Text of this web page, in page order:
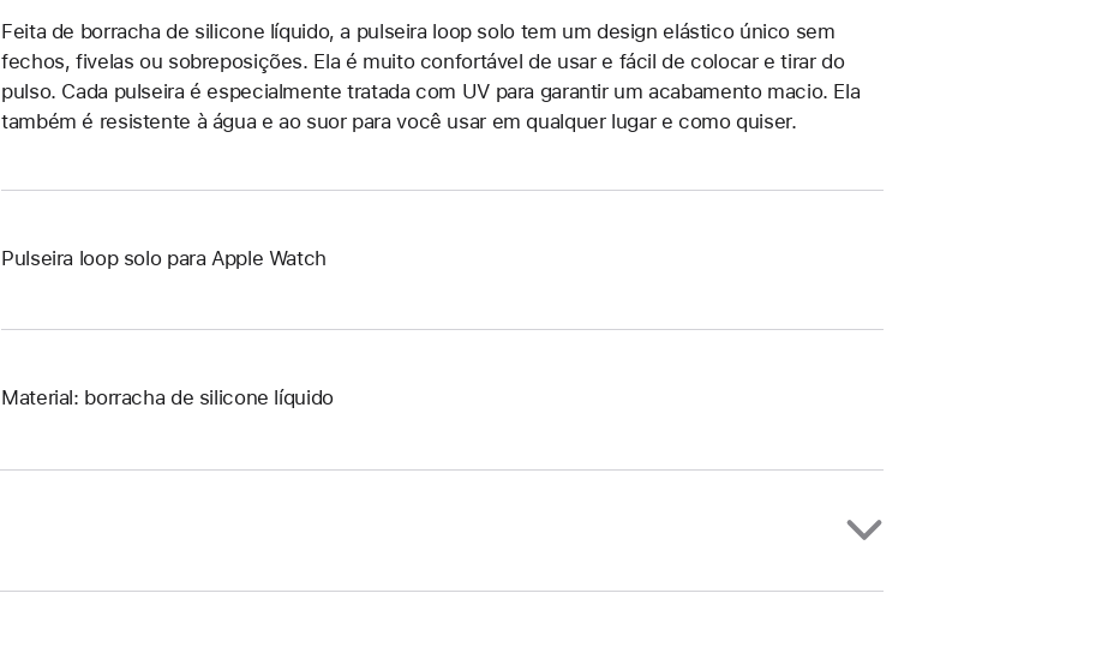
Feita de borracha de silicone líquido, a pulseira loop solo tem um design elástico único sem
fechos, fivelas ou sobreposições. Ela é muito confortável de usar e fácil de colocar e tirar do
pulso. Cada pulseira é especialmente tratada com UV para garantir um acabamento macio. Ela
também é resistente à água e ao suor para você usar em qualquer lugar e como quiser.
Pulseira loop solo para Apple Watch
Material: borracha de silicone líquido